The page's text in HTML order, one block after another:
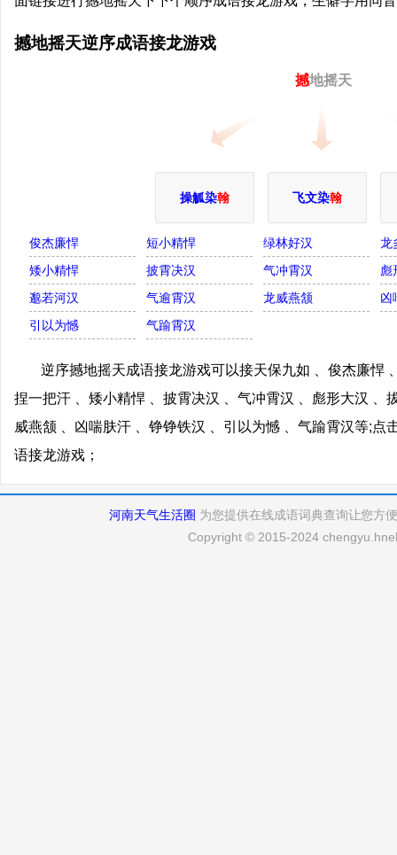
撼地摇天逆序成语接龙游戏
撼地摇天
操觚染翰 飞文染翰
俊杰廉悍 短小精悍 绿林好汉
龙
矮小精悍
披霄决汉 气冲霄汉
彪
邈若河汉
气逾霄汉 龙威燕颔
凶
引以为憾
气踰霄汉
逆序撼地摇天成语接龙游戏可以接天保九如 、俊杰廉悍
捏一把汗 、矮小精悍 、披霄决汉 、气冲霄汉 、彪形大汉 、
威燕颔 、凶喘肤汗 、铮铮铁汉 、引以为憾 、气踰霄汉等;点
语接龙游戏；
河南天气生活圈 为您提供在线成语词典查询让您方
Copyright © 2015-2024